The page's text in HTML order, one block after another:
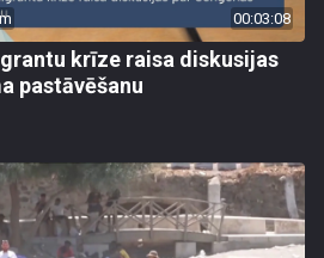
00:03:08
krīze raisa diskusijas
pastāvēšanu